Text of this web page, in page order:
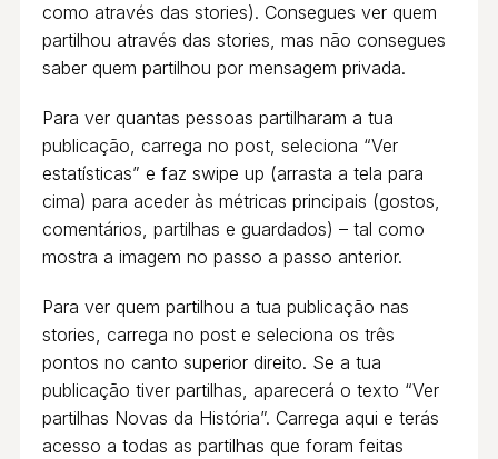
como através das stories). Consegues ver quem
partilhou através das stories, mas não consegues
saber quem partilhou por mensagem privada.
Para ver quantas pessoas partilharam a tua
publicação, carrega no post, seleciona “Ver
estatísticas” e faz swipe up (arrasta a tela para
cima) para aceder às métricas principais (gostos,
comentários, partilhas e guardados) – tal como
mostra a imagem no passo a passo anterior.
Para ver quem partilhou a tua publicação nas
stories, carrega no post e seleciona os três
pontos no canto superior direito. Se a tua
publicação tiver partilhas, aparecerá o texto “Ver
partilhas Novas da História”. Carrega aqui e terás
acesso a todas as partilhas que foram feitas